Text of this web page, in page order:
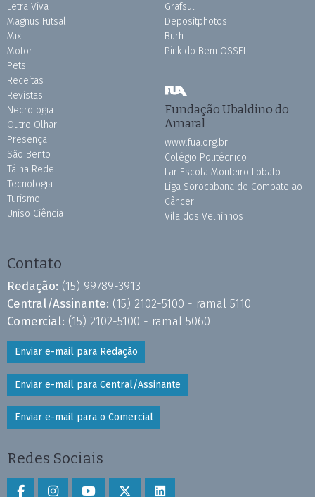
Letra Viva
Magnus Futsal
Mix
Motor
Pets
Receitas
Revistas
Necrologia
Outro Olhar
Presença
São Bento
Tá na Rede
Tecnologia
Turismo
Uniso Ciência
Grafsul
Depositphotos
Burh
Pink do Bem OSSEL
Fundação Ubaldino do
Amaral
www.fua.org.br
Colégio Politécnico
Lar Escola Monteiro Lobato
Liga Sorocabana de Combate ao
Câncer
Vila dos Velhinhos
Contato
Redação: (15) 99789-3913
Central/Assinante: (15) 2102-5100 - ramal 5110
Comercial: (15) 2102-5100 - ramal 5060
Enviar e-mail para Redação
Enviar e-mail para Central/Assinante
Enviar e-mail para o Comercial
Redes Sociais